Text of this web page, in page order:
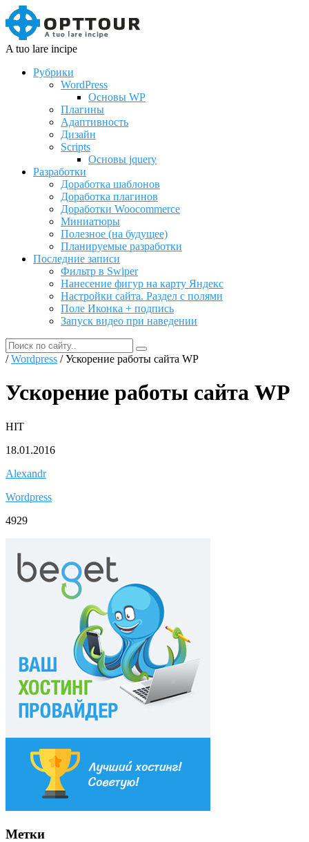
A tuo lare incipe
Рубрики
WordPress
Основы WP
Плагины
Адаптивность
Дизайн
Scripts
Основы jquery
Разработки
Доработка шаблонов
Доработка плагинов
Доработки Woocommerce
Миниатюры
Полезное (на будущее)
Планируемые разработки
Последние записи
Фильтр в Swiper
Нанесение фигур на карту Яндекс
Настройки сайта. Раздел с полями
Поле Иконка + подпись
Запуск видео при наведении
/Wordpress / Ускорение работы сайта WP
Ускорение работы сайта WP
HIT
18.01.2016
Alexandr
Wordpress
4929
Метки